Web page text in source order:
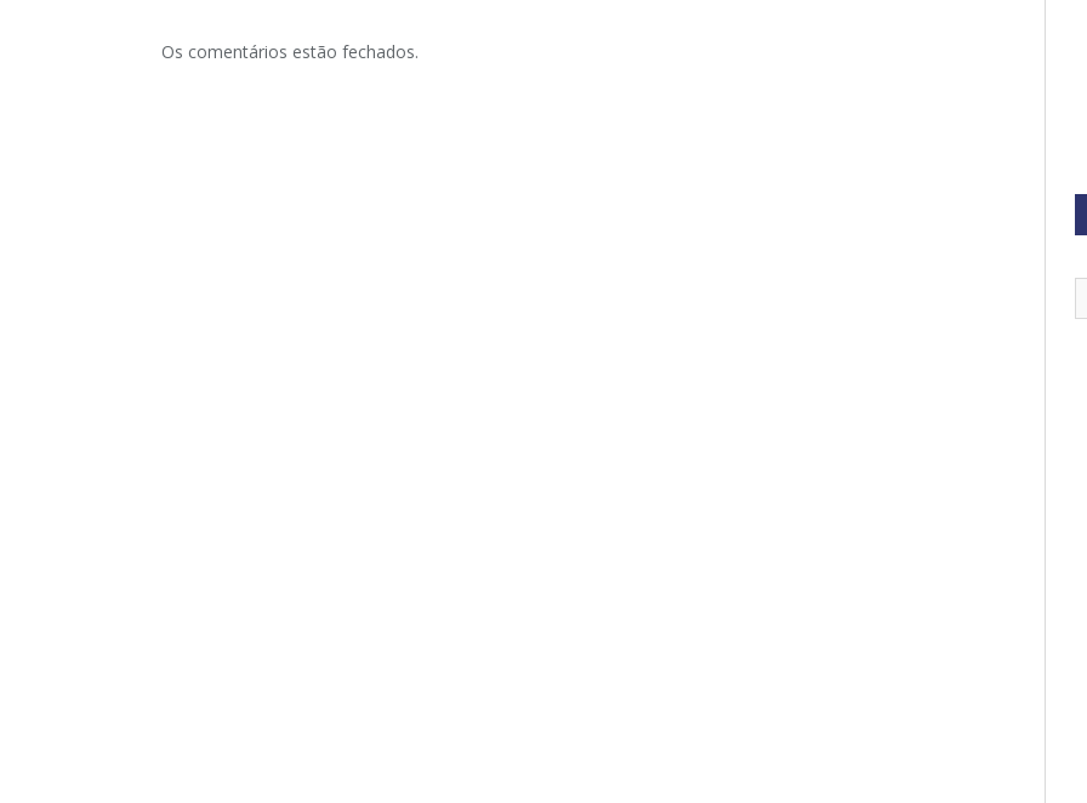
Os comentários estão fechados.